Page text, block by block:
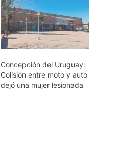
Concepción del Uruguay:
Colisión entre moto y auto
dejó una mujer lesionada